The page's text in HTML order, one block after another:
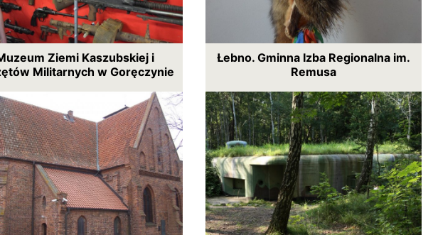
Ziemi Kaszubskiej i
Militarnych w Goręczynie
Łebno. Gminna Izba Regionalna im.
Remusa